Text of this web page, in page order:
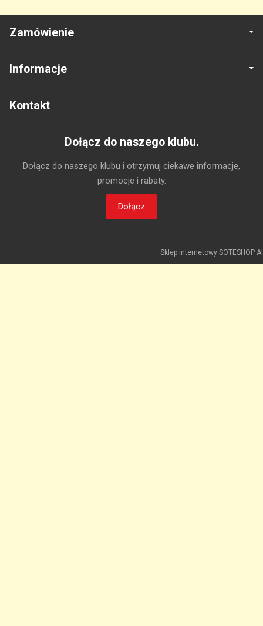
Zamówienie
Informacje
Kontakt
Dołącz do naszego klubu.
Dołącz do naszego klubu i otrzymuj ciekawe informacje,
promocje i rabaty.
Dołącz
Sklep internetowy SOTESHOP AI